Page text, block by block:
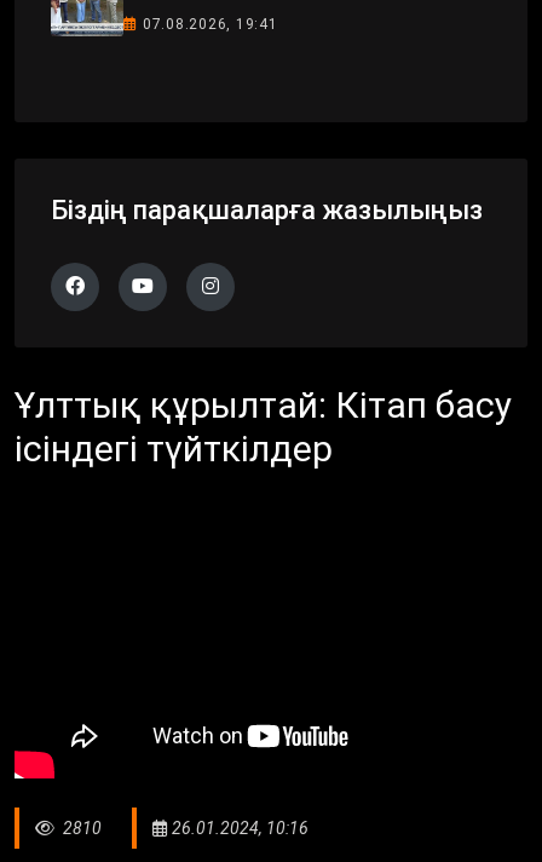
07.08.2026, 19:41
Біздің парақшаларға жазылыңыз
Ұлттық құрылтай: Кітап басу
ісіндегі түйткілдер
2810 26.01.2024, 10:16